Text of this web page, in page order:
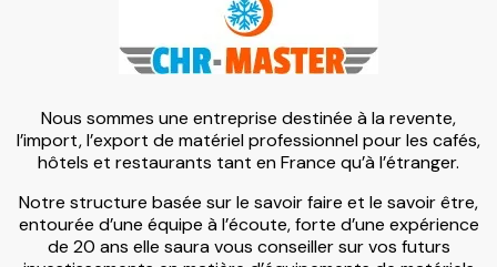
Nous sommes une entreprise destinée à la revente,
l’import, l’export de matériel professionnel pour les cafés,
hôtels et restaurants tant en France qu’à l’étranger.
Notre structure basée sur le savoir faire et le savoir être,
entourée d’une équipe à l’écoute, forte d’une expérience
de 20 ans elle saura vous conseiller sur vos futurs